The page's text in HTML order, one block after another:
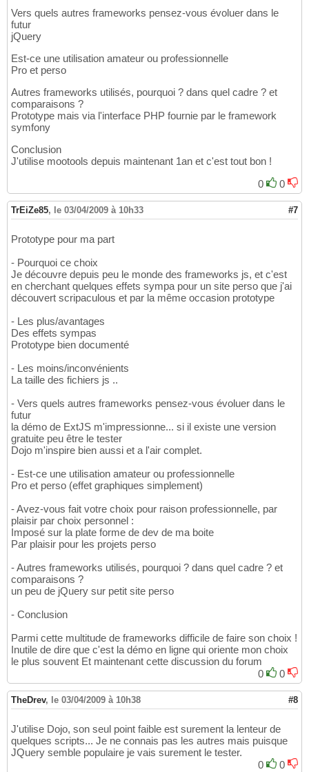
Vers quels autres frameworks pensez-vous évoluer dans le
futur
jQuery
Est-ce une utilisation amateur ou professionnelle
Pro et perso
Autres frameworks utilisés, pourquoi ? dans quel cadre ? et
comparaisons ?
Prototype mais via l'interface PHP fournie par le framework
symfony
Conclusion
J'utilise mootools depuis maintenant 1an et c'est tout bon !
0
0
TrEiZe85, le 03/04/2009 à 10h33 #7
Prototype pour ma part
- Pourquoi ce choix
Je découvre depuis peu le monde des frameworks js, et c'est
en cherchant quelques effets sympa pour un site perso que j'ai
découvert scripaculous et par la même occasion prototype
- Les plus/avantages
Des effets sympas
Prototype bien documenté
- Les moins/inconvénients
La taille des fichiers js ..
- Vers quels autres frameworks pensez-vous évoluer dans le
futur
la démo de ExtJS m'impressionne... si il existe une version
gratuite peu être le tester
Dojo m'inspire bien aussi et a l'air complet.
- Est-ce une utilisation amateur ou professionnelle
Pro et perso (effet graphiques simplement)
- Avez-vous fait votre choix pour raison professionnelle, par
plaisir par choix personnel :
Imposé sur la plate forme de dev de ma boite
Par plaisir pour les projets perso
- Autres frameworks utilisés, pourquoi ? dans quel cadre ? et
comparaisons ?
un peu de jQuery sur petit site perso
- Conclusion
Parmi cette multitude de frameworks difficile de faire son choix !
Inutile de dire que c'est la démo en ligne qui oriente mon choix
le plus souvent Et maintenant cette discussion du forum
0
0
TheDrev, le 03/04/2009 à 10h38 #8
J'utilise Dojo, son seul point faible est surement la lenteur de
quelques scripts... Je ne connais pas les autres mais puisque
JQuery semble populaire je vais surement le tester.
0
0